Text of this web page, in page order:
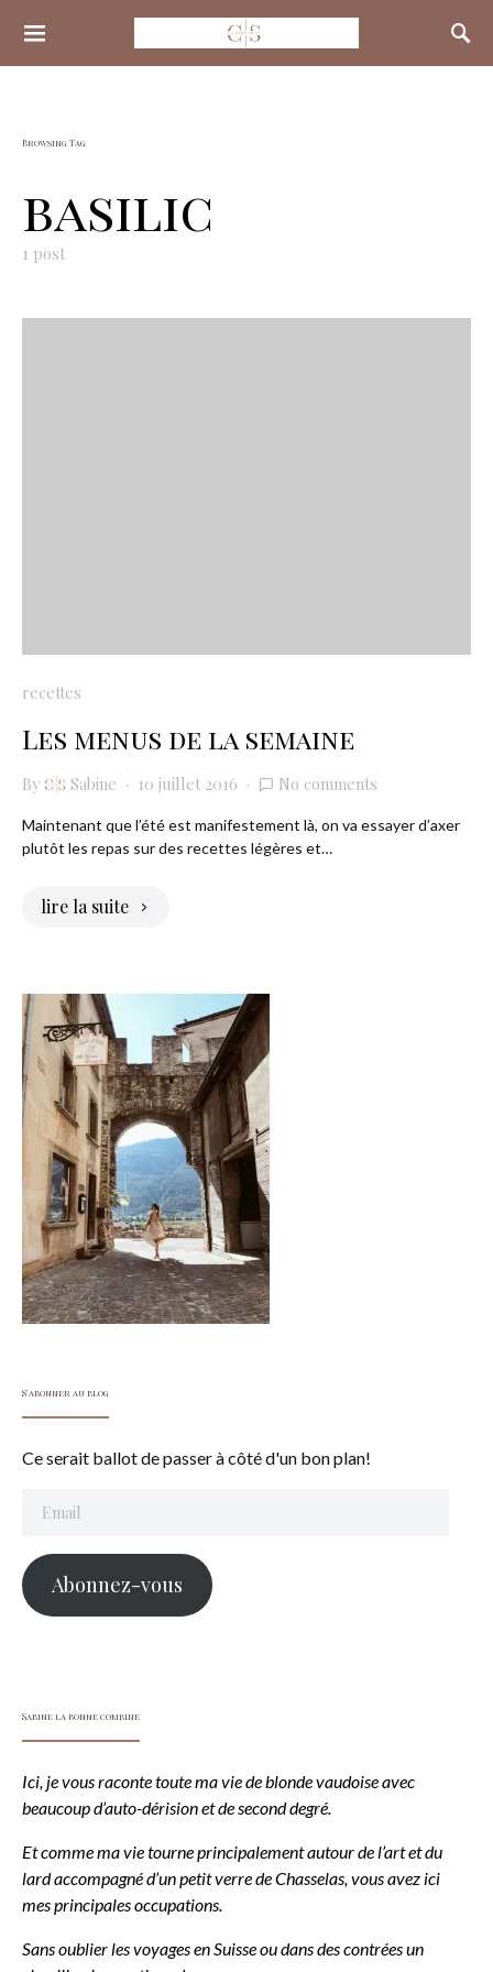
Search for:
Browsing Tag
basilic
1 post
recettes
Les menus de la semaine
By Sabine 10 juillet 2016 No comments
Maintenant que l’été est manifestement là, on va essayer d’axer
plutôt les repas sur des recettes légères et…
lire la suite
S'abonner au blog
Ce serait ballot de passer à côté d'un bon plan!
Abonnez-vous
Sabine la bonne combine
Ici, je vous raconte toute ma vie de blonde vaudoise avec
beaucoup d’auto-dérision et de second degré.
Et comme ma vie tourne principalement autour de l’art et du
lard accompagné d’un petit verre de Chasselas, vous avez ici
mes principales occupations.
Sans oublier les voyages en Suisse ou dans des contrées un